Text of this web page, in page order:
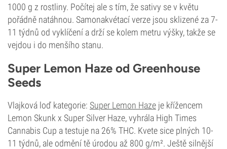
1000 g z rostliny. Počítej ale s tím, že sativy se v květu
pořádně natáhnou. Samonakvétací verze jsou sklizené za 7-
11 týdnů od vyklíčení a drží se kolem metru výšky, takže se
vejdou i do menšího stanu.
Super Lemon Haze od Greenhouse
Seeds
Vlajková loď kategorie: Super Lemon Haze je křížencem
Lemon Skunk x Super Silver Haze, vyhrála High Times
Cannabis Cup a testuje na 26% THC. Kvete sice plných 10-
11 týdnů, ale odmění tě úrodou až 800 g/m². Ještě silnější